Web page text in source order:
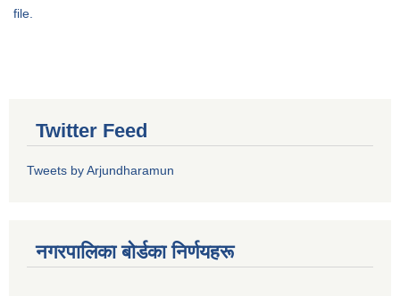
file.
Twitter Feed
Tweets by Arjundharamun
नगरपालिका बाेर्डका निर्णयहरू